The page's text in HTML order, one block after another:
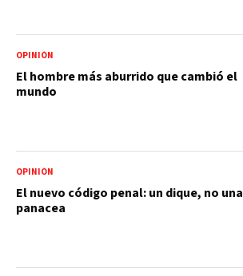
OPINIÓN
El hombre más aburrido que cambió el
mundo
OPINIÓN
El nuevo código penal: un dique, no una
panacea